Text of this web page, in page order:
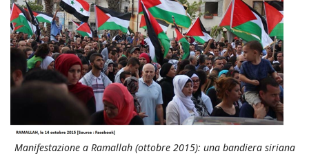
Manifestazione a Ramallah (ottobre 2015): una bandiera siriana